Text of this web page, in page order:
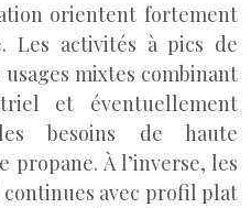
orientent fortement
Les activités à pics de
mixtes combinant
et éventuellement
besoins de haute
À l’inverse, les
continues avec profil plat